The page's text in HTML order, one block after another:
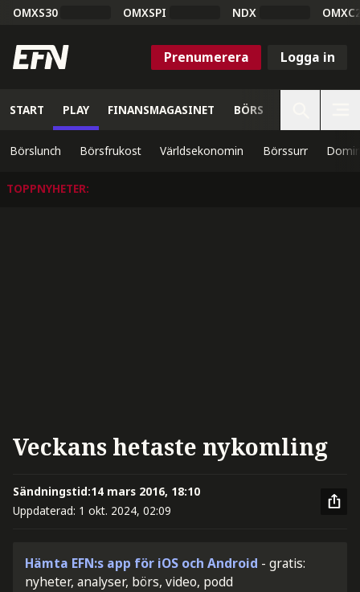
OMXS30 OMXSPI NDX
Prenumerera Logga in
START PLAY FINANSMAGASINET BÖRS
Börslunch Börsfrukost Världsekonomin Börssurr
TOPPNYHETER:
Veckans hetaste nykomling
Sändningstid:14 mars 2016, 18:10
Uppdaterad: 1 okt. 2024, 02:09
Hämta EFN:s app för iOS och Android - gratis:
nyheter, analyser, börs, video, podd